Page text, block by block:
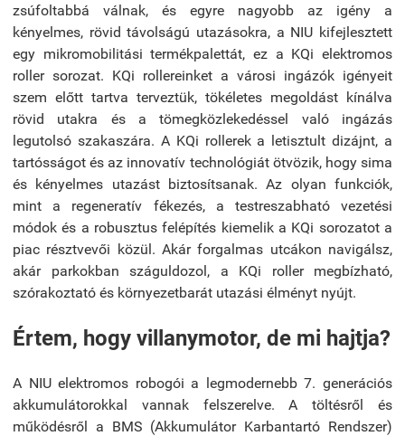
zsúfoltabbá válnak, és egyre nagyobb az igény a
kényelmes, rövid távolságú utazásokra, a NIU kifejlesztett
egy mikromobilitási termékpalettát, ez a KQi elektromos
roller sorozat. KQi rollereinket a városi ingázók igényeit
szem előtt tartva terveztük, tökéletes megoldást kínálva
rövid utakra és a tömegközlekedéssel való ingázás
legutolsó szakaszára. A KQi rollerek a letisztult dizájnt, a
tartósságot és az innovatív technológiát ötvözik, hogy sima
és kényelmes utazást biztosítsanak.Az olyan funkciók,
mint a regeneratív fékezés, a testreszabható vezetési
módok és a robusztus felépítés kiemelik a KQi sorozatot a
piac résztvevői közül. Akár forgalmas utcákon navigálsz,
akár parkokban száguldozol, a KQi roller megbízható,
szórakoztató és környezetbarát utazási élményt nyújt.
Értem, hogy villanymotor, de mi hajtja?
A NIU elektromos robogói a legmodernebb 7. generációs
akkumulátorokkal vannak felszerelve. A töltésről és
működésről a BMS (Akkumulátor Karbantartó Rendszer)